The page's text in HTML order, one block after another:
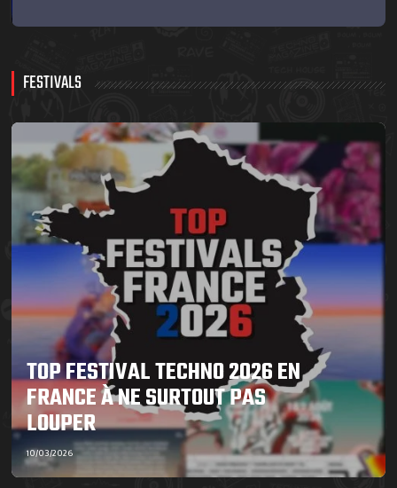
FESTIVALS
TOP FESTIVAL TECHNO 2026 EN
FRANCE À NE SURTOUT PAS
LOUPER
10/03/2026